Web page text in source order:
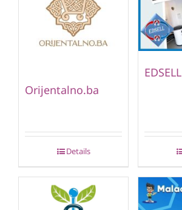
Orijentalno.ba
Details
EDSELL